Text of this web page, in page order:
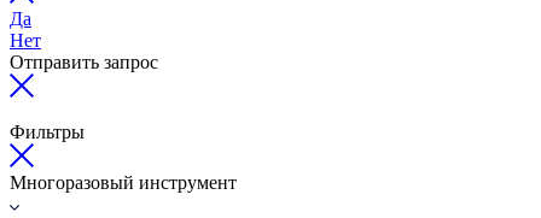
Да
Нет
Отправить запрос
Фильтры
Многоразовый инструмент